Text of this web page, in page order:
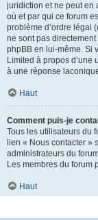
juridiction et ne peut en
où et par qui ce forum
problème d’ordre légal
ne sont pas
phpBB en lui-même. Si
Limited à propos
à une réponse
Haut
Comment puis-je
Tous les utilisateurs du
lien « Nous contacter »
administrateurs du
Les membres du forum
Haut